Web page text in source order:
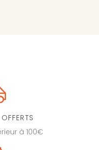
à 100€